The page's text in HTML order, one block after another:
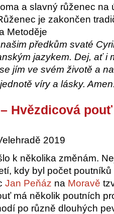
a slavný růženec na
je zakončen
Metoděje
předkům svaté
jazykem. Dej, ať i
jím ve svém životě a
víry a lásky.
Hvězdicová
2019
k několika změnám.
kdy byl počet
Jan Peňáz na Moravě
má několik poutních
po různě dlouhých